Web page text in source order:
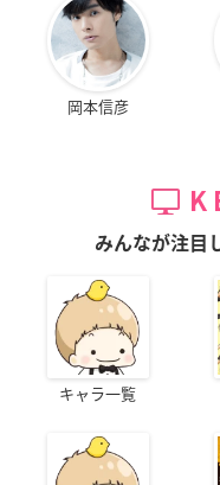
岡本信彦
みんなが注目
キャラ一覧